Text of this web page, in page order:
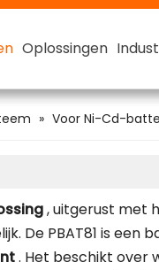
Oplossingen
Oplossingen
Oplossingen
Oplossingen
» Voor Ni-Cd-
, uitgerust met
De PBAT81 is een
. Het beschikt over